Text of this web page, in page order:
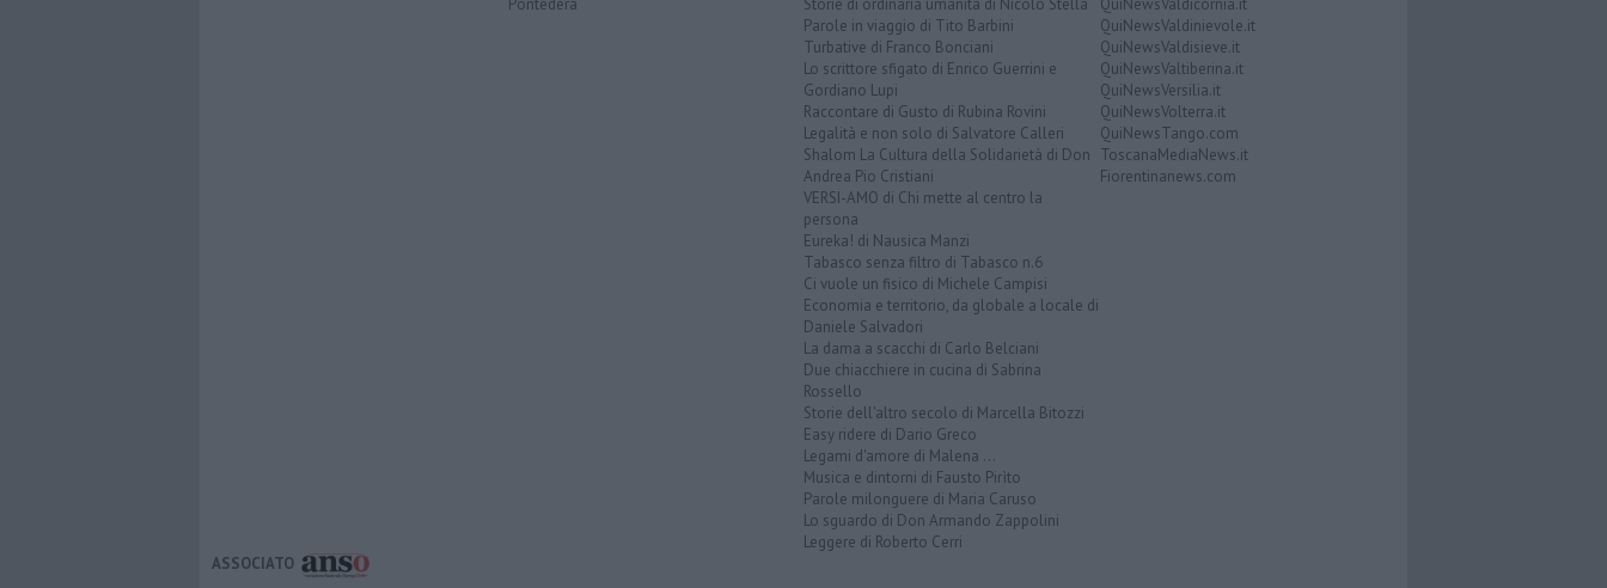
Pontedera
Storie di ordinaria umanità di Nicolò Stella
Parole in viaggio di Tito Barbini
Turbative di Franco Bonciani
Lo scrittore sfigato di Enrico Guerrini e
Gordiano Lupi
Raccontare di Gusto di Rubina Rovini
Legalità e non solo di Salvatore Calleri
Shalom La Cultura della Solidarietà di Don
Andrea Pio Cristiani
VERSI-AMO di Chi mette al centro la
persona
Eureka! di Nausica Manzi
Tabasco senza filtro di Tabasco n.6
Ci vuole un fisico di Michele Campisi
Economia e territorio, da globale a locale di
Daniele Salvadori
La dama a scacchi di Carlo Belciani
Due chiacchiere in cucina di Sabrina
Rossello
Storie dell'altro secolo di Marcella Bitozzi
Easy ridere di Dario Greco
Legami d'amore di Malena ...
Musica e dintorni di Fausto Pirìto
Parole milonguere di Maria Caruso
Lo sguardo di Don Armando Zappolini
Leggere di Roberto Cerri
QuiNewsValdicornia.it
QuiNewsValdinievole.it
QuiNewsValdisieve.it
QuiNewsValtiberina.it
QuiNewsVersilia.it
QuiNewsVolterra.it
QuiNewsTango.com
ToscanaMediaNews.it
Fiorentinanews.com
ASSOCIATO